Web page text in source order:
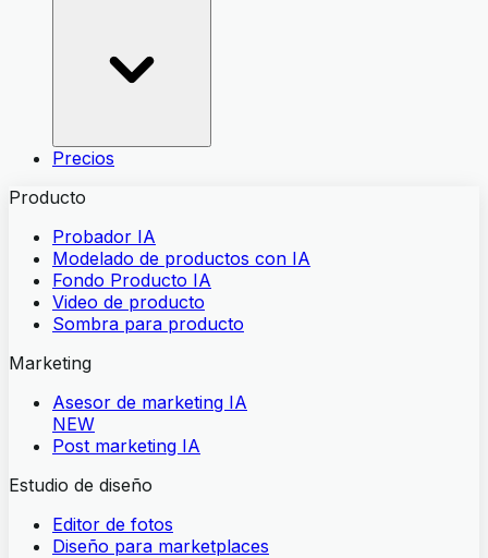
Precios
Producto
Probador IA
Modelado de productos con IA
Fondo Producto IA
Video de producto
Sombra para producto
Marketing
Asesor de marketing IA
NEW
Post marketing IA
Estudio de diseño
Editor de fotos
Diseño para marketplaces